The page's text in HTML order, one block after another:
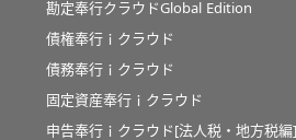
勘定奉行クラウドGlobal Edition
債権奉行ｉクラウド
債務奉行ｉクラウド
固定資産奉行ｉクラウド
申告奉行ｉクラウド[法人税・地方税編]